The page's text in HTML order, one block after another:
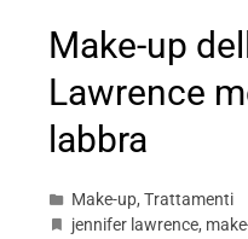
Make-up
Lawrence
labbra
Make-up, Trattamenti
jennifer lawrence,